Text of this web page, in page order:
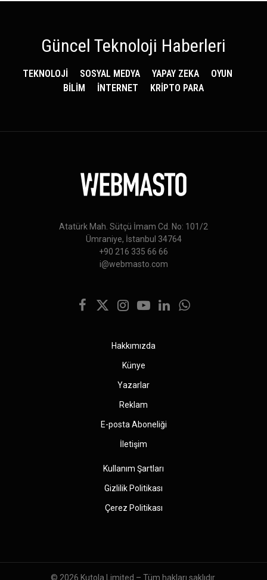
Güncel Teknoloji Haberleri
TEKNOLOJİ SOSYAL MEDYA YAPAY ZEKA
OYUN
BİLİM
İNTERNET KRİPTO PARA
Atatürk Mah. Sütçü İmam Cd. No: 101/2
Ümraniye, İstanbul 34764
+90 216 335 66 66
i@webmasto.com
Facebook
X
Instagram
YouTubeLinkedInWhatsApp
Hakkımızda
Künye
Yazarlar
Reklam
E-posta Aboneliği
İletişim
Kullanım Şartları
Gizlilik Politikası
Çerez Politikası
© 2026 Kutola Limited – Tüm hakları saklıdır.